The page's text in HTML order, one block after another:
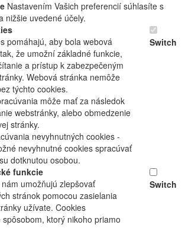
Nastavením Vašich preferencií súhlasíte s
nižšie uvedené účely.
pomáhajú, aby bola webová
že umožní základné funkcie,
a prístup k zabezpečeným
Webová stránka nemôže
týchto cookies.
môže mať za následok
webstránky, alebo obmedzenie
stránky.
nevyhnutných cookies -
nevyhnutné cookies spracúvať
dotknutou osobou.
Switch
funkcie
umožňujú zlepšovať
stránok pomocou zasielania
užívate. Cookies
ktorý nikoho priamo
Switch